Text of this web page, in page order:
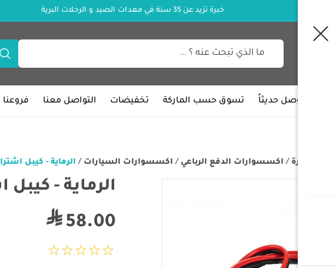
خبرة تزيد عن 35 سنة في معدات الصيد و الرحلات البرية
وصل حديثاً تسوق حسب الماركة تخفيضات التواصل معنا فروعنا
السيارة / اكسسوارات الدفع الرباعي / اكسسوارات السيارات / الرماية - كيبل اشتراك 3.5 متر - 1200
الرماية - كيبل اشتراك 3.5
58.00